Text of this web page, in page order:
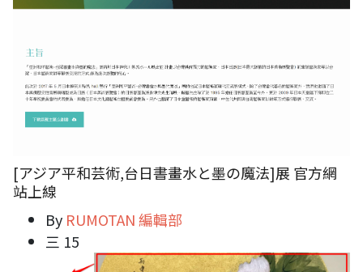
[アジア平和芸術,台日書畫水と墨の魔法]展 官方網
站上線
By RUMOTAN 編輯部
三 15